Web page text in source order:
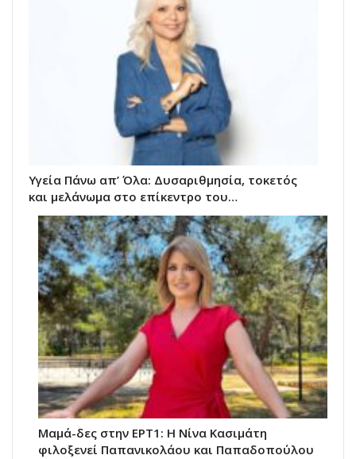
Υγεία Πάνω απ’ Όλα: Δυσαριθμησία, τοκετός
και μελάνωμα στο επίκεντρο του…
Μαμά-δες στην ΕΡΤ1: Η Νίνα Κασιμάτη
φιλοξενεί Παπανικολάου και Παπαδοπούλου